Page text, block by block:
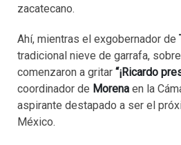
zacatecano.
Ahí, mientras el exgobernador de
tradicional nieve de garrafa,
comenzaron a gritar “¡Ricardo
coordinador de Morena en la
aspirante destapado a ser el
México.